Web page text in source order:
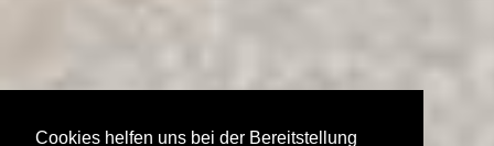
Cookies helfen uns bei der Bereitstellung